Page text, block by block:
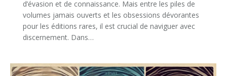
d’évasion et de connaissance. Mais entre les piles de
volumes jamais ouverts et les obsessions dévorantes
pour les éditions rares, il est crucial de naviguer avec
discernement. Dans…